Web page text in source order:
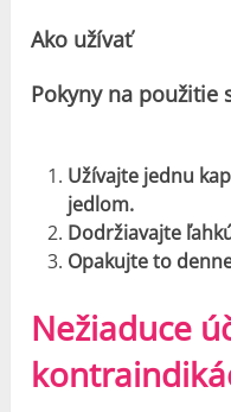
Ako užívať
Pokyny na použitie
Užívajte jednu
jedlom.
Dodržiavajte
Opakujte to
Nežiaduce